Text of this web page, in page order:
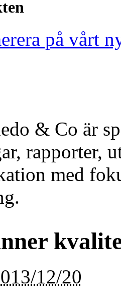
på vårt
& Co är
rapporter,
med
12/20